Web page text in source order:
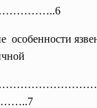
особенности